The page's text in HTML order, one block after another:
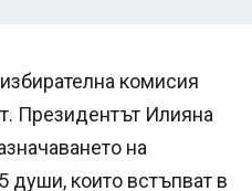
комисия
Президентът Илияна
на
души, които встъпват в